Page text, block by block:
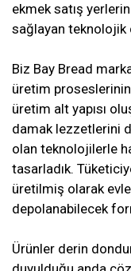
ekmek satış
sağlayan teknolojik
Biz Bay Bread
üretim
üretim alt yapısı
damak lezzetlerini
olan teknolojilerle
tasarladık.
üretilmiş olarak
depolanabilecek
Ürünler derin